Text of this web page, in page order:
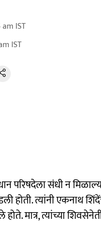
am IST
IST
परिषदेला संधी न
होती. त्यांनी
मात्र, त्यांच्या